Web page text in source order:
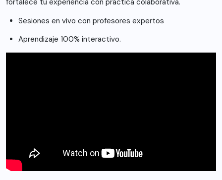
fortalece tu experiencia con práctica colaborativa.
Sesiones en vivo con profesores expertos
Aprendizaje 100% interactivo.